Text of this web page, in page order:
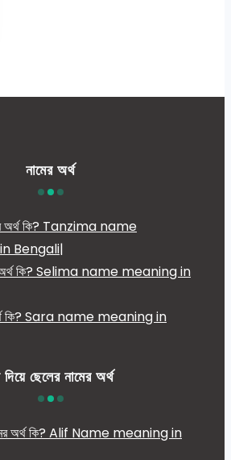
নামের অর্থ
অর্থ কি? Tanzima name
Bengali|
অর্থ কি? Selima name meaning in
অর্থ কি? Sara name meaning in
ছেলের নামের অর্থ